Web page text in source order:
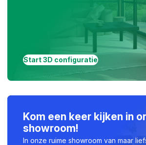
Start 3D configuratie
Kom een keer kijken in
showroom!
In onze ruime showroom van maar